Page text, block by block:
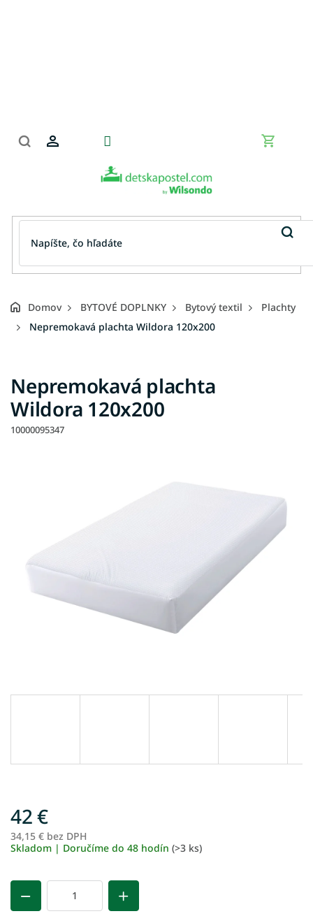
Domov BYTOVÉ DOPLNKY Bytový textil
Plachty
Nepremokavá plachta Wildora 120x200
Nepremokavá plachta
Wildora 120x200
10000095347
42 €
34,15 € bez DPH
Skladom | Doručíme do 48 hodín (>3 ks)